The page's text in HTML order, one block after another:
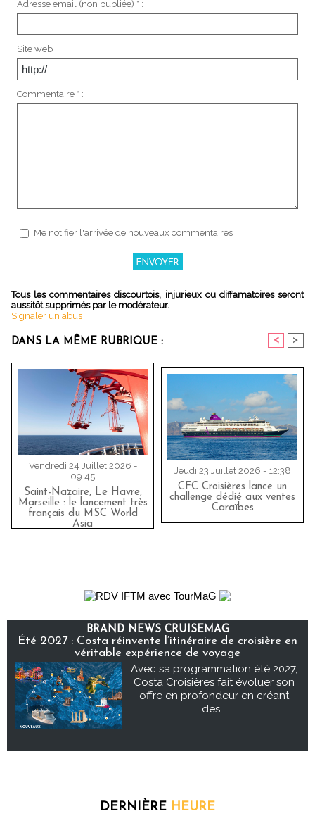
Adresse email (non publiée) * :
Site web :
Commentaire * :
Me notifier l'arrivée de nouveaux commentaires
Tous les commentaires discourtois, injurieux ou diffamatoires seront
aussitôt supprimés par le modérateur.
Signaler un abus
DANS LA MÊME RUBRIQUE : < >
Vendredi 24 Juillet 2026 -
09:45
Saint-Nazaire, Le Havre,
Marseille : le lancement très
français du MSC World
Asia
Jeudi 23 Juillet 2026 - 12:38
CFC Croisières lance un
challenge dédié aux ventes
Caraïbes
BRAND NEWS CRUISEMAG
Été 2027 : Costa réinvente l’itinéraire de croisière en
véritable expérience de voyage
Avec sa programmation été 2027,
Costa Croisières fait évoluer son
offre en profondeur en créant
des...
DERNIÈRE HEURE